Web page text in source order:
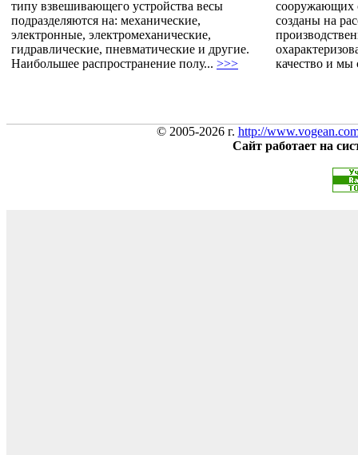
типу взвешивающего устройства весы
подразделяются на: механические,
электронные, электромеханические,
гидравлические, пневматические и другие.
Наибольшее распространение полу... >>>
сооружающих
созданы на
качество и
© 2005-2026 г. http://
Сайт работает на